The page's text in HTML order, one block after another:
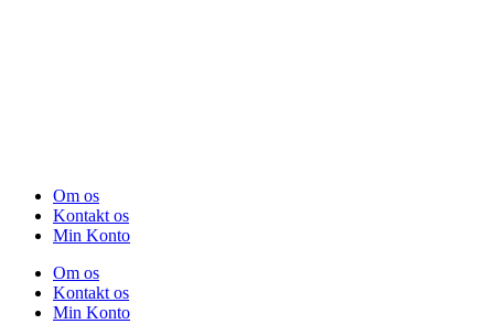
Om os
Kontakt os
Min Konto
Om os
Kontakt os
Min Konto